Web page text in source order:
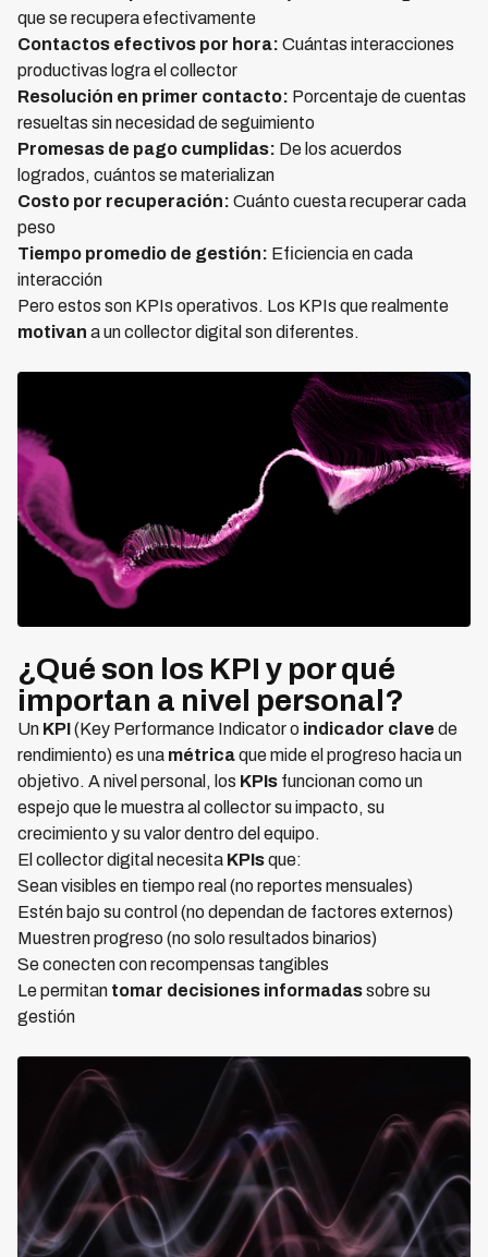
que se recupera efectivamente
Contactos efectivos por hora: Cuántas interacciones
productivas logra el collector
Resolución en primer contacto: Porcentaje de cuentas
resueltas sin necesidad de seguimiento
Promesas de pago cumplidas: De los acuerdos
logrados, cuántos se materializan
Costo por recuperación: Cuánto cuesta recuperar cada
peso
Tiempo promedio de gestión: Eficiencia en cada
interacción
Pero estos son KPIs operativos. Los KPIs que realmente
motivan a un collector digital son diferentes.
¿Qué son los KPI y por qué
importan a nivel personal?
Un KPI(Key Performance Indicator o indicador clave de
rendimiento) es una métricaque mide el progreso hacia un
objetivo. A nivel personal, los KPIs funcionan como un
espejo que le muestra al collector su impacto, su
crecimiento y su valor dentro del equipo.
El collector digital necesita KPIsque:
Sean visibles en tiempo real (no reportes mensuales)
Estén bajo su control (no dependan de factores externos)
Muestren progreso (no solo resultados binarios)
Se conecten con recompensas tangibles
Le permitan tomar decisiones informadassobre su
gestión